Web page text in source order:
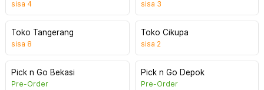
sisa 4 sisa 3
Toko Tangerang
sisa 8
Toko Cikupa
sisa 2
Pick n Go Bekasi
Pre-Order
Pick n Go Depok
Pre-Order